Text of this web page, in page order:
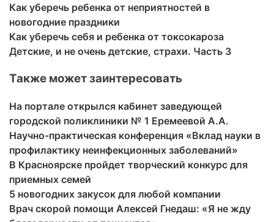
Как уберечь ребенка от неприятностей в
новогодние праздники
Как уберечь себя и ребенка от токсокароза
Детские, и не очень детские, страхи. Часть 3
Также может заинтересовать
На портале открылся кабинет заведующей
городской поликлиники № 1 Еремеевой А.А.
Научно-практическая конференция «Вклад науки в
профилактику неинфекционных заболеваний»
В Красноярске пройдет творческий конкурс для
приемных семей
5 новогодних закусок для любой компании
Врач скорой помощи Алексей Гнедаш: «Я не жду